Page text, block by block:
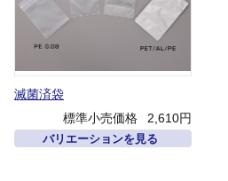
滅菌済袋
標準小売価格
2,610円
バリエーションを見る